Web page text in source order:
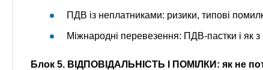
ПДВ із неплатниками: ризики, типові
Міжнародні перевезення: ПДВ-пастки і як з
Блок 5. ВІДПОВІДАЛЬНІСТЬ І ПОМІЛКИ: як не